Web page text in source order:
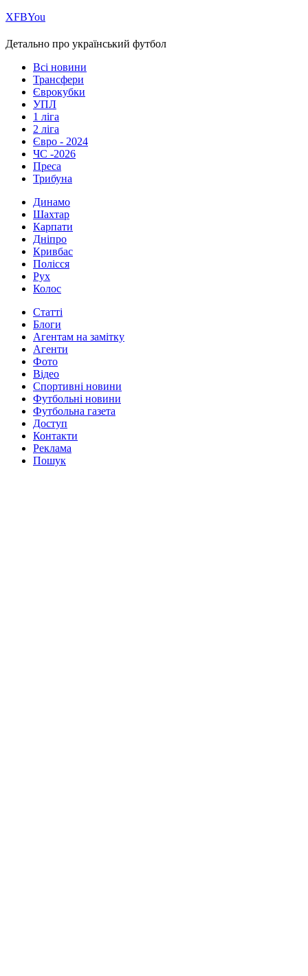
ХFBYou
Детально про український футбол
Всі новини
Трансфери
Єврокубки
УПЛ
1 ліга
2 ліга
Євро - 2024
ЧС -2026
Преса
Трибуна
Динамо
Шахтар
Карпати
Дніпро
Кривбас
Полісся
Рух
Колос
Статті
Блоги
Агентам на замітку
Агенти
Фото
Відео
Спортивні новини
Футбольні новини
Футбольна газета
Доступ
Контакти
Реклама
Пошук